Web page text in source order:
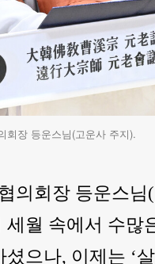
회장 등운스님(고운사 주지).
의회장 등운스님
세월 속에서 수많
으나, 이제는 ‘